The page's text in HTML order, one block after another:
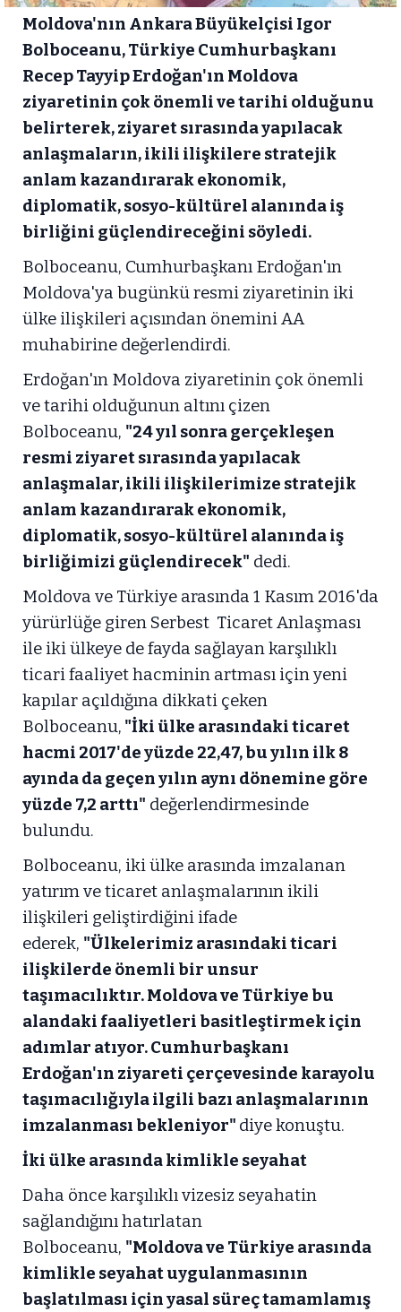
Moldova'nın Ankara Büyükelçisi Igor
Bolboceanu, Türkiye Cumhurbaşkanı
Recep Tayyip Erdoğan'ın Moldova
ziyaretinin çok önemli ve tarihi olduğunu
belirterek, ziyaret sırasında yapılacak
anlaşmaların, ikili ilişkilere stratejik
anlam kazandırarak ekonomik,
diplomatik, sosyo-kültürel alanında iş
birliğini güçlendireceğini söyledi.
Bolboceanu, Cumhurbaşkanı Erdoğan'ın
Moldova'ya bugünkü resmi ziyaretinin iki
ülke ilişkileri açısından önemini AA
muhabirine değerlendirdi.
Erdoğan'ın Moldova ziyaretinin çok önemli
ve tarihi olduğunun altını çizen
Bolboceanu, "24 yıl sonra gerçekleşen
resmi ziyaret sırasında yapılacak
anlaşmalar, ikili ilişkilerimize stratejik
anlam kazandırarak ekonomik,
diplomatik, sosyo-kültürel alanında iş
birliğimizi güçlendirecek" dedi.
Moldova ve Türkiye arasında 1 Kasım 2016'da
yürürlüğe giren Serbest Ticaret Anlaşması
ile iki ülkeye de fayda sağlayan karşılıklı
ticari faaliyet hacminin artması için yeni
kapılar açıldığına dikkati çeken
Bolboceanu, "İki ülke arasındaki ticaret
hacmi 2017'de yüzde 22,47, bu yılın ilk 8
ayında da geçen yılın aynı dönemine göre
yüzde 7,2 arttı" değerlendirmesinde
bulundu.
Bolboceanu, iki ülke arasında imzalanan
yatırım ve ticaret anlaşmalarının ikili
ilişkileri geliştirdiğini ifade
ederek, "Ülkelerimiz arasındaki ticari
ilişkilerde önemli bir unsur
taşımacılıktır. Moldova ve Türkiye bu
alandaki faaliyetleri basitleştirmek için
adımlar atıyor. Cumhurbaşkanı
Erdoğan'ın ziyareti çerçevesinde karayolu
taşımacılığıyla ilgili bazı anlaşmalarının
imzalanması bekleniyor" diye konuştu.
İki ülke arasında kimlikle seyahat
Daha önce karşılıklı vizesiz seyahatin
sağlandığını hatırlatan
Bolboceanu, "Moldova ve Türkiye arasında
kimlikle seyahat uygulanmasının
başlatılması için yasal süreç tamamlamış